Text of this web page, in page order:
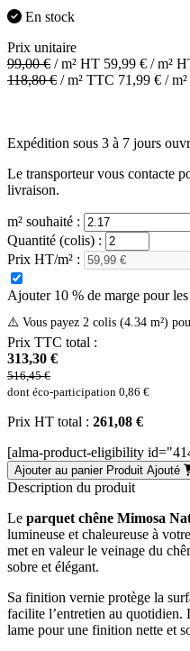
En stock
Prix unitaire
99,00€ / m² HT 59,99 € / m²
118,80€ / m² TTC 71,99 € /
Expédition sous 3 à 7 jours
Le transporteur vous contacte
livraison.
m² souhaité :
Quantité (colis) :
Prix HT/m² :
Ajouter 10 % de marge pour
⚠️ Vous payez 2 colis (4.34 m²)
Prix TTC total :
313,30 €
516,45 €
dont éco-participation 0,86 €
Prix HT total : 261,08 €
[alma-product-eligibility
Ajouter au panier Produit Ajouté
Description du produit
Le parquet chêne Mimosa
lumineuse et chaleureuse à
met en valeur le veinage du
sobre et élégant.
Sa finition vernie protège la
facilite l’entretien au quotidien.
lame pour une finition nette et